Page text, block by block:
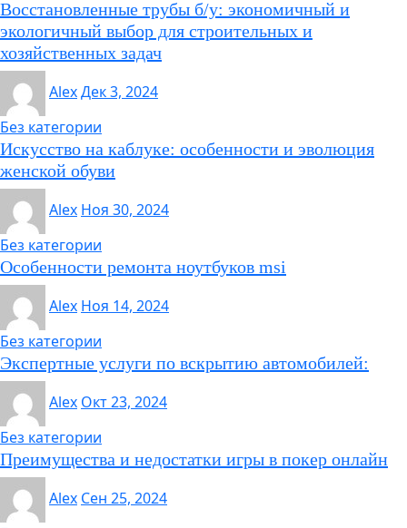
Восстановленные трубы б/у: экономичный и
экологичный выбор для строительных и
хозяйственных задач
AlexДек 3, 2024
Без категории
Искусство на каблуке: особенности и эволюция
женской обуви
Alex Ноя 30, 2024
Без категории
Особенности ремонта ноутбуков msi
Alex Ноя 14, 2024
Без категории
Экспертные услуги по вскрытию автомобилей:
Alex Окт 23, 2024
Без категории
Преимущества и недостатки игры в покер онлайн
Alex Сен 25, 2024